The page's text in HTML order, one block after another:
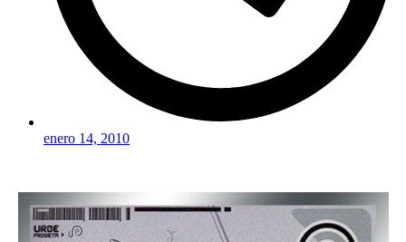
enero 14, 2010